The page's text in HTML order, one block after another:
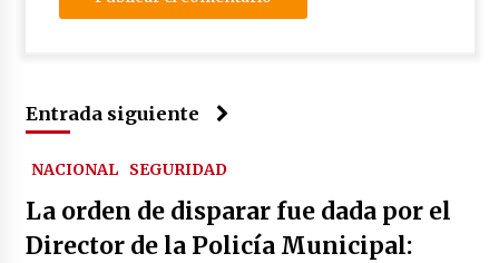
Entrada siguiente
NACIONAL SEGURIDAD
La orden de disparar fue dada por el
Director de la Policía Municipal: